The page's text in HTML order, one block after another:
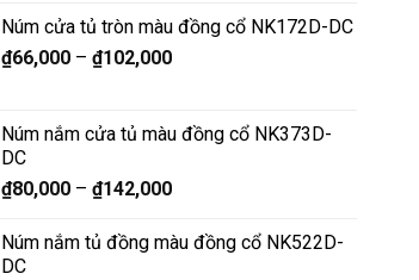
Núm cửa tủ tròn màu đồng cổ NK172D-DC
₫66,000 –₫102,000
Núm nắm cửa tủ màu đồng cổ NK373D-
DC
₫80,000 –₫142,000
Núm nắm tủ đồng màu đồng cổ NK522D-
DC